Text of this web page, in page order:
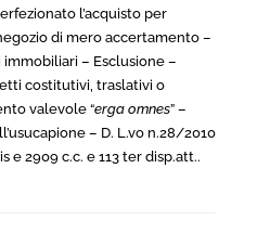
l’acquisto per
di mero accertamento –
immobiliari – Esclusione –
costitutivi, traslativi o
valevole “erga omnes” –
– D. L.vo n.28/2010
e 2909 c.c. e 113 ter disp.att..